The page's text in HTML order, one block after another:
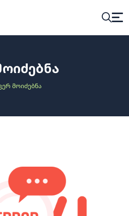
Მოიძებნა